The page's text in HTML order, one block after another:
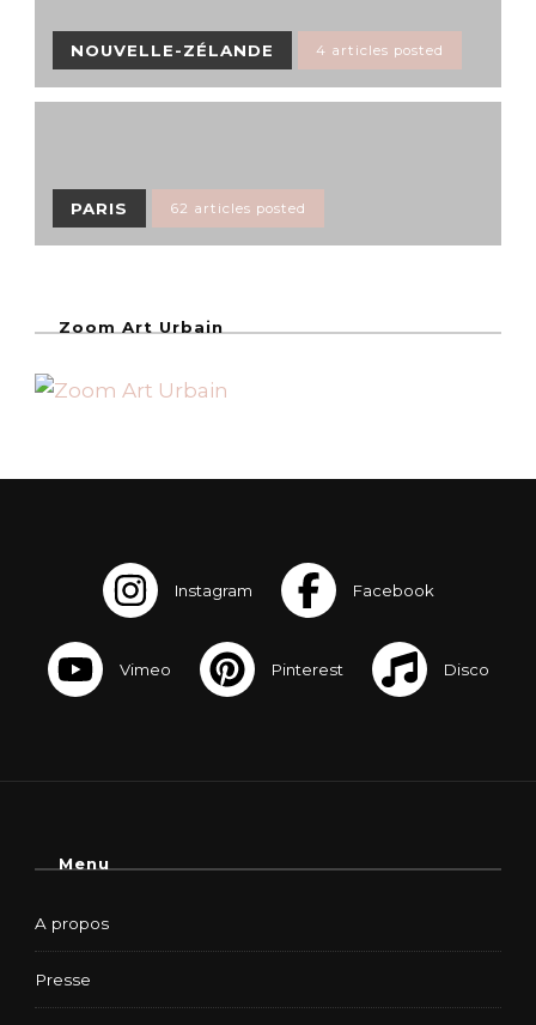
NOUVELLE-ZÉLANDE 4 articles posted
PARIS 62 articles posted
Zoom Art Urbain
Menu
A propos
Presse